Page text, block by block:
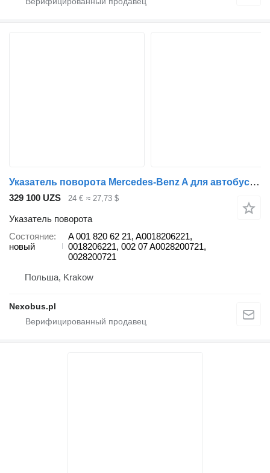
Указатель поворота Mercedes-Benz A для автобуса Mercedes-Benz Tourismo Travego
329 100 UZS 24 € ≈ 27,73 $
Указатель поворота
Состояние
новый
A 001 820 62 21, A0018206221,
0018206221, 002 07 A0028200721,
0028200721
Польша, Krakow
Nexobus.pl